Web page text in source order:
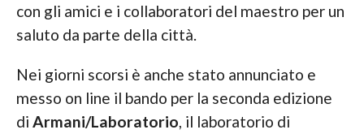
con gli amici e i collaboratori del maestro per un
saluto da parte della città.
Nei giorni scorsi è anche stato annunciato e
messo on line il bando per la seconda edizione
di Armani/Laboratorio, il laboratorio di